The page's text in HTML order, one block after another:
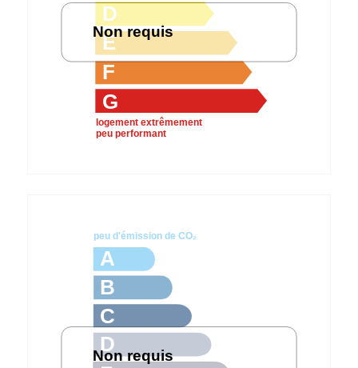
D
E
F
G
logement extrêmement
peu performant
Non requis
A
B
C
D
peu d'émission de CO₂
Non requis